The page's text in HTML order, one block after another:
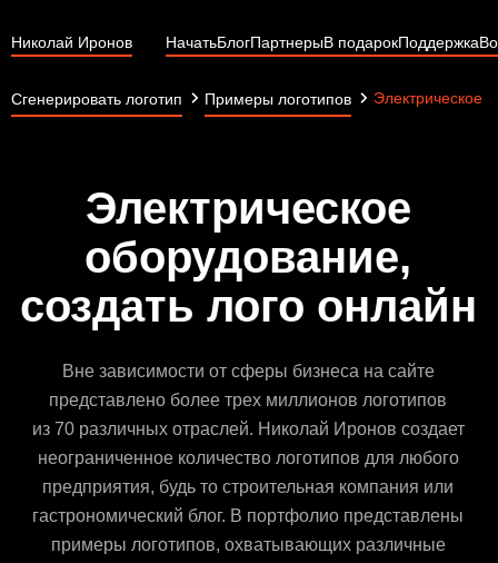
Николай Иронов НачатьБлогПартнерыВ подарокПоддержка
Сгенерировать логотип Примеры логотипов Электрическое
Электрическое
оборудование,
создать лого онлайн
Вне зависимости от сферы бизнеса на сайте
представлено более трех миллионов логотипов
из 70 различных отраслей. Николай Иронов создает
неограниченное количество логотипов для любого
предприятия, будь то строительная компания или
гастрономический блог. В портфолио представлены
примеры логотипов, охватывающих различные